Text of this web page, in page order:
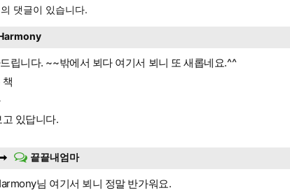
댓글이 있습니다.
립니다. ~~밖에서 뵈다 여기서 뵈니 또 새롭네요.^^
책
고 있답니다.
끝끝내엄마
님 여기서 뵈니 정말 반가워요.